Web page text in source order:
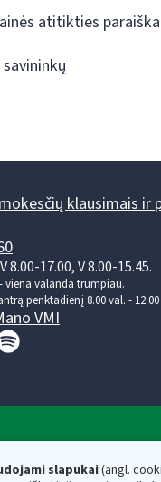
slapukai(angl.
atitikties paraiška
klausimais ir
8.00-17.00, V 8.00-15.45.
viena valanda trumpiau.
penktadienį 8.00 val. -
VMI
inspekcija prie
ministerijos